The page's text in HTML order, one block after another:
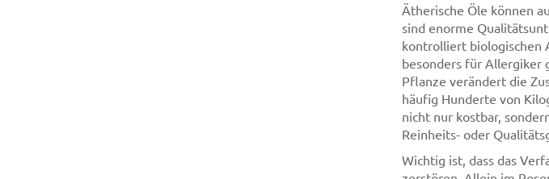
Ätherische Öle können
sind enorme
kontrolliert biologischen
besonders für Allergiker
Pflanze verändert die
häufig Hunderte von
nicht nur kostbar,
Reinheits- oder
Wichtig ist, dass das